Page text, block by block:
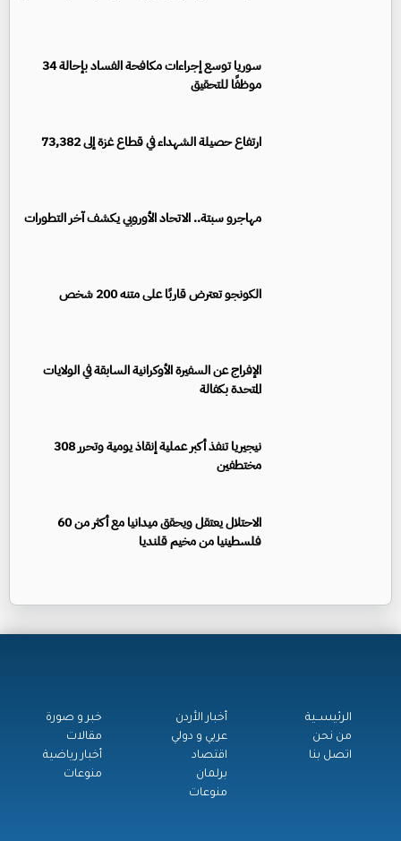
سوريا توسع إجراءات مكافحة الفساد بإحالة 34
موظفًا للتحقيق
ارتفاع حصيلة الشهداء في قطاع غزة إلى 73,382
مهاجرو سبتة.. الاتحاد الأوروبي يكشف آخر التطورات
الكونجو تعترض قاربًا على متنه 200 شخص
الإفراج عن السفيرة الأوكرانية السابقة في الولايات
المتحدة بكفالة
نيجيريا تنفذ أكبر عملية إنقاذ يومية وتحرر 308
مختطفين
الاحتلال يعتقل ويحقق ميدانيا مع أكثر من 60
فلسطينيا من مخيم قلنديا
الرئيســية
من نحن
اتصل بنا
أخبار الأردن
عربي و دولي
اقتصاد
برلمان
منوعات
خبر و صورة
مقالات
أخبار رياضية
منوعات